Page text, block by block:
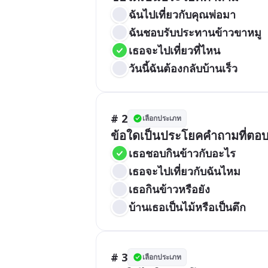
ฉันไปเที่ยวกับคุณพ่อมา
ฉันชอบรับประทานข้าวขาหมู
เธอจะไปเที่ยวที่ไหน
วันนี้ฉันต้องกลับบ้านเร็ว
# 2 เลือกประเภท
ข้อใดเป็นประโยคคำถามที่ตอ
เธอชอบกินข้าวกับอะไร
เธอจะไปเที่ยวกับฉันไหม
เธอกินข้าวหรือยัง
บ้านเธอเป็นไม้หรือเป็นตึก
# 3 เลือกประเภท